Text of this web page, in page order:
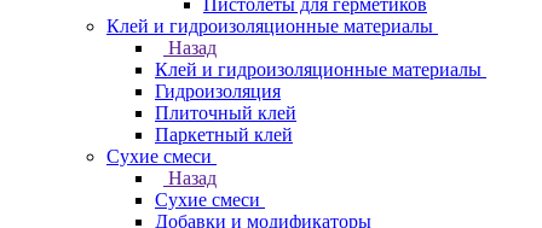
Пистолеты для герметиков
Клей и гидроизоляционные материалы
Назад
Клей и гидроизоляционные материалы
Гидроизоляция
Плиточный клей
Паркетный клей
Сухие смеси
Назад
Сухие смеси
Добавки и модификаторы